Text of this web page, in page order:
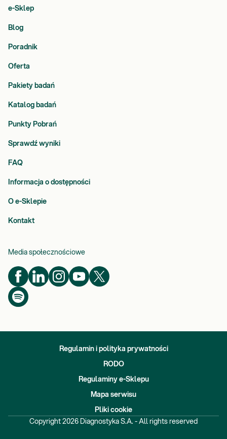
e-Sklep
Blog
Poradnik
Oferta
Pakiety badań
Katalog badań
Punkty Pobrań
Sprawdź wyniki
FAQ
Informacja o dostępności
O e-Sklepie
Kontakt
Media społecznościowe
Regulamin i polityka prywatności
RODO
Regulaminy e-Sklepu
Mapa serwisu
Pliki cookie
Copyright 2026 Diagnostyka S.A. - All rights reserved